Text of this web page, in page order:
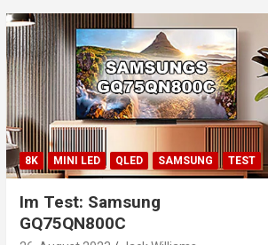
8K MINI LED QLED SAMSUNG TEST
Im Test: Samsung
GQ75QN800C